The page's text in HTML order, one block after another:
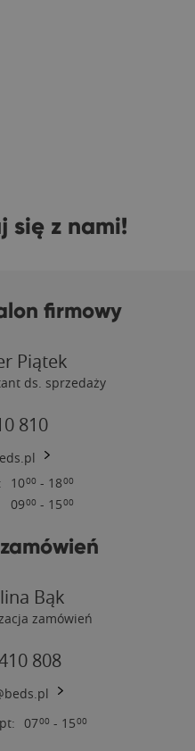
się z nami!
firmowy
Piątek
ds. sprzedaży
810
1000 - 1800
0900 - 1500
Bąk
zamówień
808
0700 - 1500